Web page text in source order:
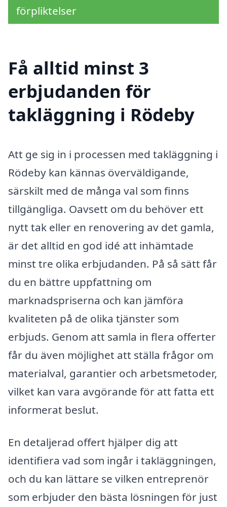
förpliktelser
Få alltid minst 3
erbjudanden för
takläggning i Rödeby
Att ge sig in i processen med takläggning i
Rödeby kan kännas överväldigande,
särskilt med de många val som finns
tillgängliga. Oavsett om du behöver ett
nytt tak eller en renovering av det gamla,
är det alltid en god idé att inhämtade
minst tre olika erbjudanden. På så sätt får
du en bättre uppfattning om
marknadspriserna och kan jämföra
kvaliteten på de olika tjänster som
erbjuds. Genom att samla in flera offerter
får du även möjlighet att ställa frågor om
materialval, garantier och arbetsmetoder,
vilket kan vara avgörande för att fatta ett
informerat beslut.
En detaljerad offert hjälper dig att
identifiera vad som ingår i takläggningen,
och du kan lättare se vilken entreprenör
som erbjuder den bästa lösningen för just